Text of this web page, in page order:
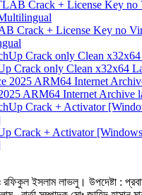
Crack + License Key no
Crack only Clean x32x64
ARM64 Internet Archive
Crack + Activator
ইসলাম লাভলু। উপদেষ্টা :